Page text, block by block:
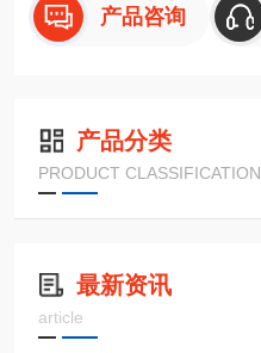
产品咨询
产品分类
PRODUCT CLASSIFICATION
最新资讯
article